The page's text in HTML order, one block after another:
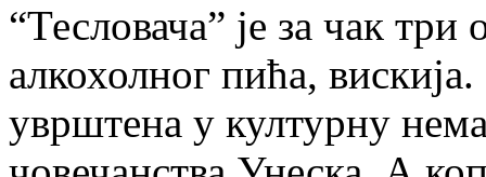
“Тесловача” је за чак три
алкохолног пића,
уврштена у културну